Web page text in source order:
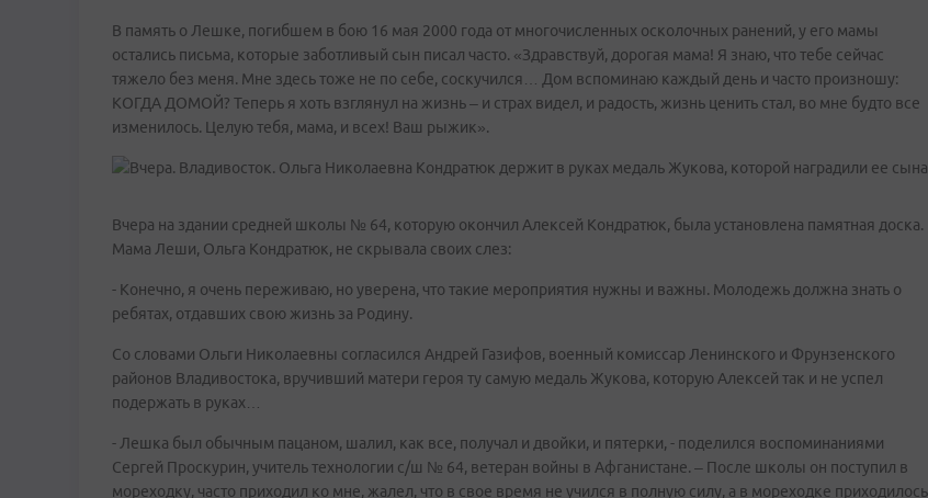
В память о Лешке, погибшем в бою 16 мая 2000 года от многочисленных осколочных ранений, у его мамы
остались письма, которые заботливый сын писал часто. «Здравствуй, дорогая мама! Я знаю, что тебе сейчас
тяжело без меня. Мне здесь тоже не по себе, соскучился… Дом вспоминаю каждый день и часто произношу:
КОГДА ДОМОЙ? Теперь я хоть взглянул на жизнь – и страх видел, и радость, жизнь ценить стал, во мне будто все
изменилось. Целую тебя, мама, и всех! Ваш рыжик».
Вчера на здании средней школы № 64, которую окончил Алексей Кондратюк, была установлена памятная доска.
Мама Леши, Ольга Кондратюк, не скрывала своих слез:
- Конечно, я очень переживаю, но уверена, что такие мероприятия нужны и важны. Молодежь должна знать о
ребятах, отдавших свою жизнь за Родину.
Со словами Ольги Николаевны согласился Андрей Газифов, военный комиссар Ленинского и Фрунзенского
районов Владивостока, вручивший матери героя ту самую медаль Жукова, которую Алексей так и не успел
подержать в руках…
- Лешка был обычным пацаном, шалил, как все, получал и двойки, и пятерки, - поделился воспоминаниями
Сергей Проскурин, учитель технологии с/ш № 64, ветеран войны в Афганистане. – После школы он поступил в
мореходку, часто приходил ко мне, жалел, что в свое время не учился в полную силу, а в мореходке приходилось